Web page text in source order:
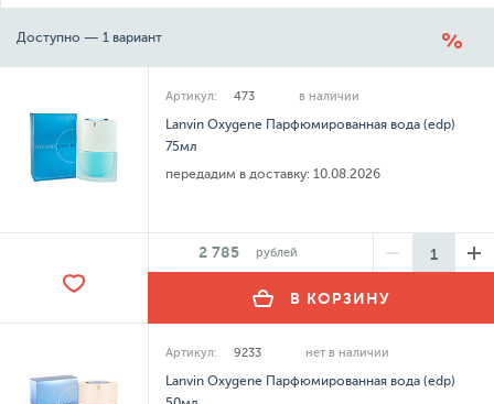
Доступно — 1 вариант
Артикул: 473 в наличии
Lanvin Oxygene Парфюмированная вода (edp)
75мл
передадим в доставку: 10.08.2026
2 785 рублей
В КОРЗИНУ
Артикул: 9233 нет в наличии
Lanvin Oxygene Парфюмированная вода (edp)